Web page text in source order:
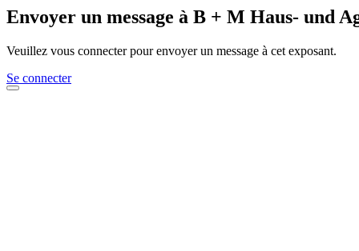
Envoyer un message à B + M Haus- und
Veuillez vous connecter pour envoyer un message à cet exposant.
Se connecter